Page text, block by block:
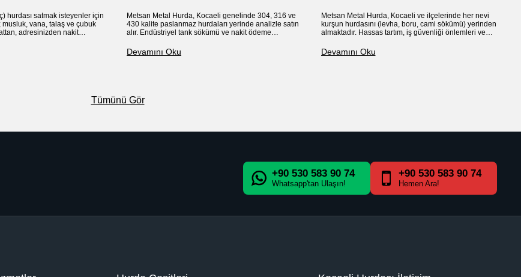
hurdası satmak isteyenler için
vana, talaş ve çubuk
adresinizden nakit
Metsan Metal Hurda, Kocaeli genelinde 304, 316 ve
430 kalite paslanmaz hurdaları yerinde analizle satın
alır. Endüstriyel tank sökümü ve nakit ödeme
değerlendiriyoruz
Devamını Oku
Metsan Metal Hurda, Kocaeli ve ilçelerinde her nevi
kurşun hurdasını (levha, boru, cami sökümü) yerinden
almaktadır. Hassas tartım, iş güvenliği önlemleri ve
Devamını Oku
Tümünü Gör
+90 530 583 90 74
Whatsapp'tan Ulaşın!
+90 530 583 90 74
Hemen Ara!